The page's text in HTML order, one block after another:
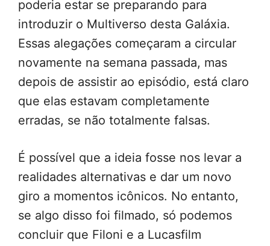
poderia estar se preparando para
introduzir o Multiverso desta Galáxia.
Essas alegações começaram a circular
novamente na semana passada, mas
depois de assistir ao episódio, está claro
que elas estavam completamente
erradas, se não totalmente falsas.
É possível que a ideia fosse nos levar a
realidades alternativas e dar um novo
giro a momentos icônicos. No entanto,
se algo disso foi filmado, só podemos
concluir que Filoni e a Lucasfilm